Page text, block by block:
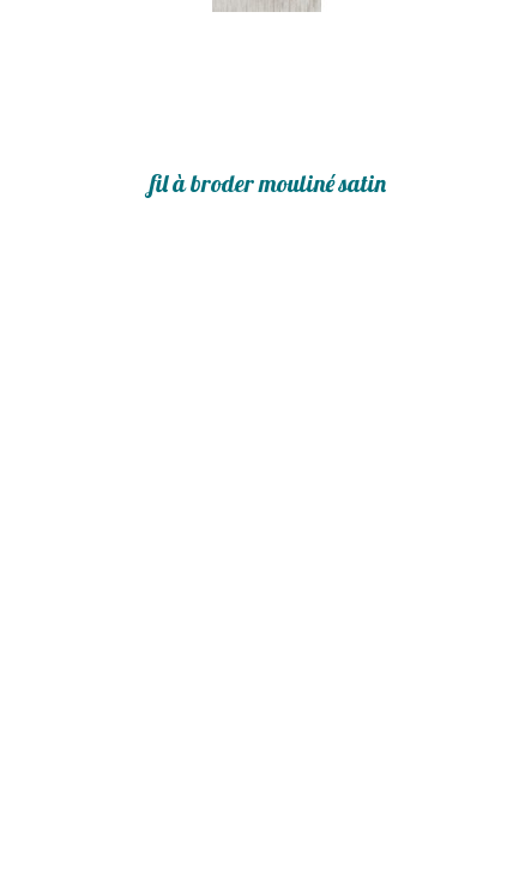
fil à broder mouliné satin